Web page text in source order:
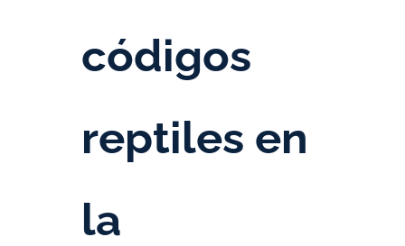
códigos
reptiles en
la